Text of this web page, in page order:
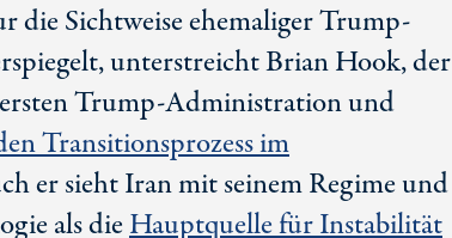
die Sichtweise ehemaliger Trump-
unterstreichtBrian Hook, der
Trump-Administration und
Transitionsprozess im
er sieht Iran mit seinem Regime und
als dieHauptquelle für Instabilität